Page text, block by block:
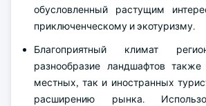
обусловленный растущим
приключенческому и экотуризму.
Благоприятный климат
разнообразие ландшафтов
местных, так и иностранных
расширению рынка.